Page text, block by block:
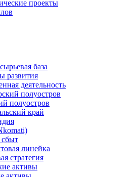
проекты
база
развития
деятельность
полуостров
полуостров
край
линейка
стратегия
активы